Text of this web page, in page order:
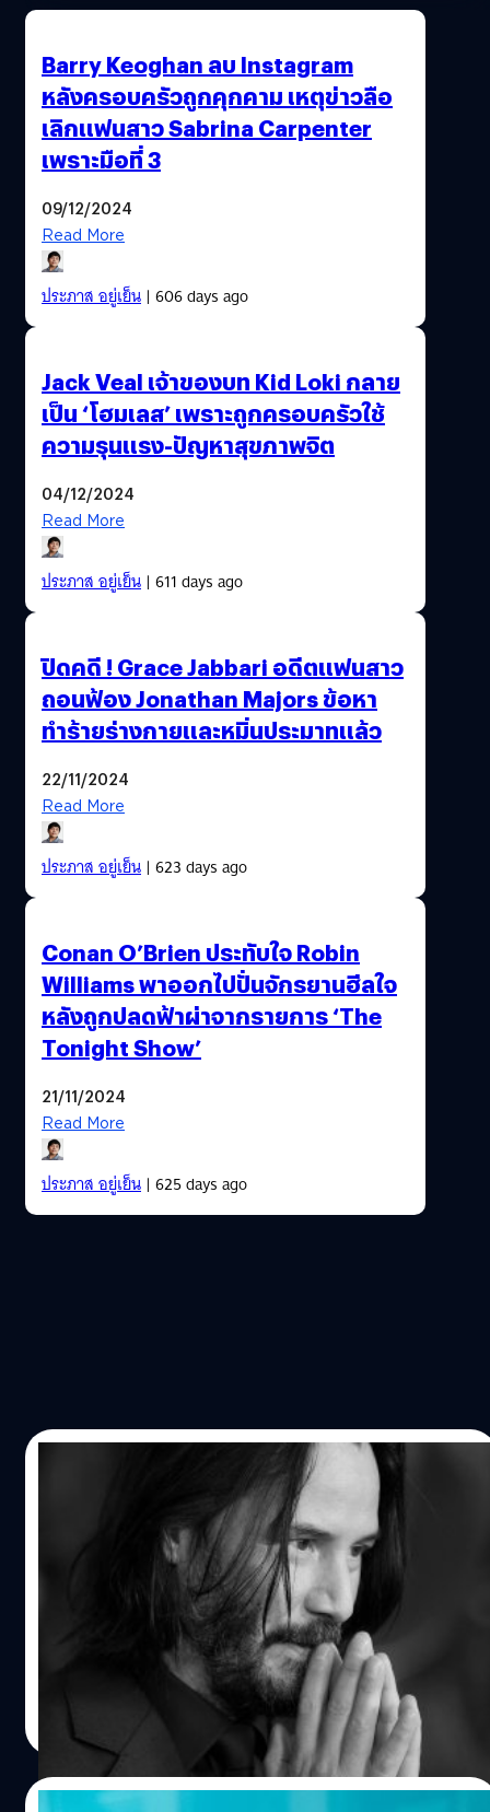
Barry Keoghan ลบ Instagram
หลังครอบครัวถูกคุกคาม เหตุข่าวลือ
เลิกแฟนสาว Sabrina Carpenter
เพราะมือที่ 3
09/12/2024
Read More
ประภาส อยู่เย็น| 606 days ago
Jack Veal เจ้าของบท Kid Loki กลาย
เป็น ‘โฮมเลส’ เพราะถูกครอบครัวใช้
ความรุนแรง-ปัญหาสุขภาพจิต
04/12/2024
Read More
ประภาส อยู่เย็น| 611 days ago
ปิดคดี ! Grace Jabbari อดีตแฟนสาว
ถอนฟ้อง Jonathan Majors ข้อหา
ทำร้ายร่างกายและหมิ่นประมาทแล้ว
22/11/2024
Read More
ประภาส อยู่เย็น| 623 days ago
Conan O’Brien ประทับใจ Robin
Williams พาออกไปปั่นจักรยานฮีลใจ
หลังถูกปลดฟ้าผ่าจากรายการ ‘The
Tonight Show’
21/11/2024
Read More
ประภาส อยู่เย็น| 625 days ago
Keanu Reeves เปิดใจเล่าสาเหตุที่เขาคิดถึง
เรื่องความตายอยู่ตลอดเวลา
คีอานู รีฟส์ (Keanu Reeves) นักแสดงแอ็กชันสตาร์จาก
‘John Wick' เปิดใจเล่าสาเหตุที่เขาคิดถึงเรื่องความตายอยู่
| 742 days ago
25/07/2024